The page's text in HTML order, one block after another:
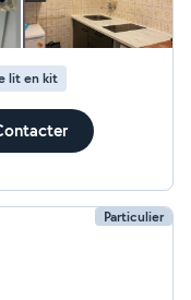
lit en kit
Particulier